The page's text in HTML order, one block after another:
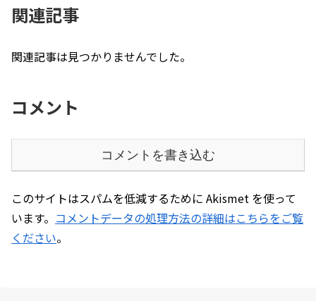
関連記事
関連記事は見つかりませんでした。
コメント
コメントを書き込む
このサイトはスパムを低減するために Akismet を使って
います。 コメントデータの処理方法の詳細はこちらをご覧
ください。